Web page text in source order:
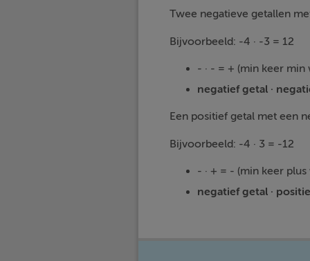
Twee negatieve getallen
Bijvoorbeeld: -4 · -3 = 12
- · - = + (min keer min
negatief getal ·
Een positief getal met een
Bijvoorbeeld: -4 · 3 = -12
- · + = - (min keer
negatief getal ·